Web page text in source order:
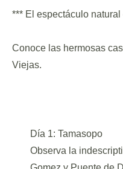
*** El espectáculo
Conoce las hermosas
Viejas.
Día 1: Tamasopo
Observa la